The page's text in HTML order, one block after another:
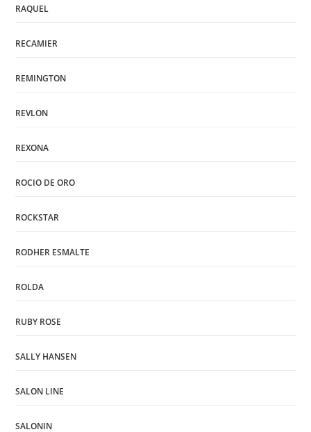
RAQUEL
RECAMIER
REMINGTON
REVLON
REXONA
ROCIO DE ORO
ROCKSTAR
RODHER ESMALTE
ROLDA
RUBY ROSE
SALLY HANSEN
SALON LINE
SALONIN